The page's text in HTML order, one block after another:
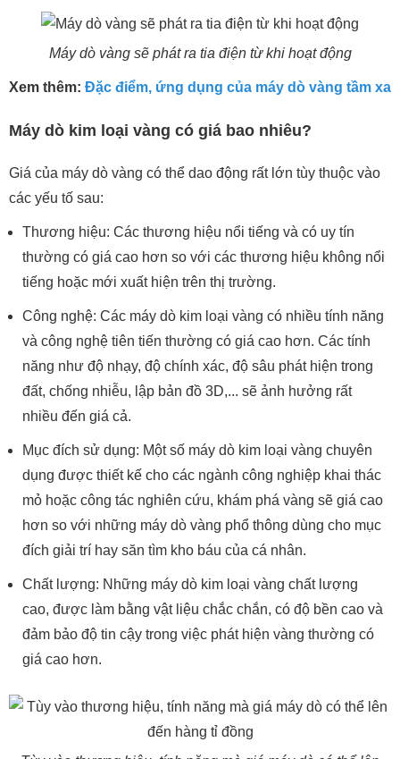
Máy dò vàng sẽ phát ra tia điện từ khi hoạt động
Xem thêm: Đặc điểm, ứng dụng của máy dò vàng tầm xa
Máy dò kim loại vàng có giá bao nhiêu?
Giá của máy dò vàng có thể dao động rất lớn tùy thuộc vào
các yếu tố sau:
Thương hiệu: Các thương hiệu nổi tiếng và có uy tín
thường có giá cao hơn so với các thương hiệu không nổi
tiếng hoặc mới xuất hiện trên thị trường.
Công nghệ: Các máy dò kim loại vàng có nhiều tính năng
và công nghệ tiên tiến thường có giá cao hơn. Các tính
năng như độ nhạy, độ chính xác, độ sâu phát hiện trong
đất, chống nhiễu, lập bản đồ 3D,... sẽ ảnh hưởng rất
nhiều đến giá cả.
Mục đích sử dụng: Một số máy dò kim loại vàng chuyên
dụng được thiết kế cho các ngành công nghiệp khai thác
mỏ hoặc công tác nghiên cứu, khám phá vàng sẽ giá cao
hơn so với những máy dò vàng phổ thông dùng cho mục
đích giải trí hay săn tìm kho báu của cá nhân.
Chất lượng: Những máy dò kim loại vàng chất lượng
cao, được làm bằng vật liệu chắc chắn, có độ bền cao và
đảm bảo độ tin cậy trong việc phát hiện vàng thường có
giá cao hơn.